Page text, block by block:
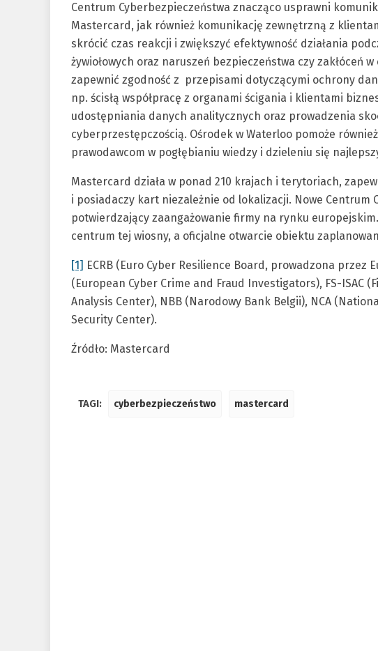
Centrum Cyberbezpieczeństwa znacząco usprawni
Mastercard, jak również komunikację zewnętrzną z
skrócić czas reakcji i zwiększyć efektywność działania
żywiołowych oraz naruszeń bezpieczeństwa czy zakłóceń
zapewnić zgodność z przepisami dotyczącymi ochrony
np. ścisłą współpracę z organami ścigania i klientami
udostępniania danych analitycznych oraz prowadzenia
cyberprzestępczością. Ośrodek w Waterloo pomoże
prawodawcom w pogłębianiu wiedzy i dzieleniu się
Mastercard działa w ponad 210 krajach i terytoriach,
i posiadaczy kart niezależnie od lokalizacji. Nowe Centrum
potwierdzający zaangażowanie firmy na rynku
centrum tej wiosny, a oficjalne otwarcie obiektu
[1] ECRB (Euro Cyber Resilience Board, prowadzona przez
(European Cyber Crime and Fraud Investigators), FS-ISAC
Analysis Center), NBB (Narodowy Bank Belgii), NCA
Security Center).
Źródło: Mastercard
TAGI: cyberbezpieczeństwo mastercard